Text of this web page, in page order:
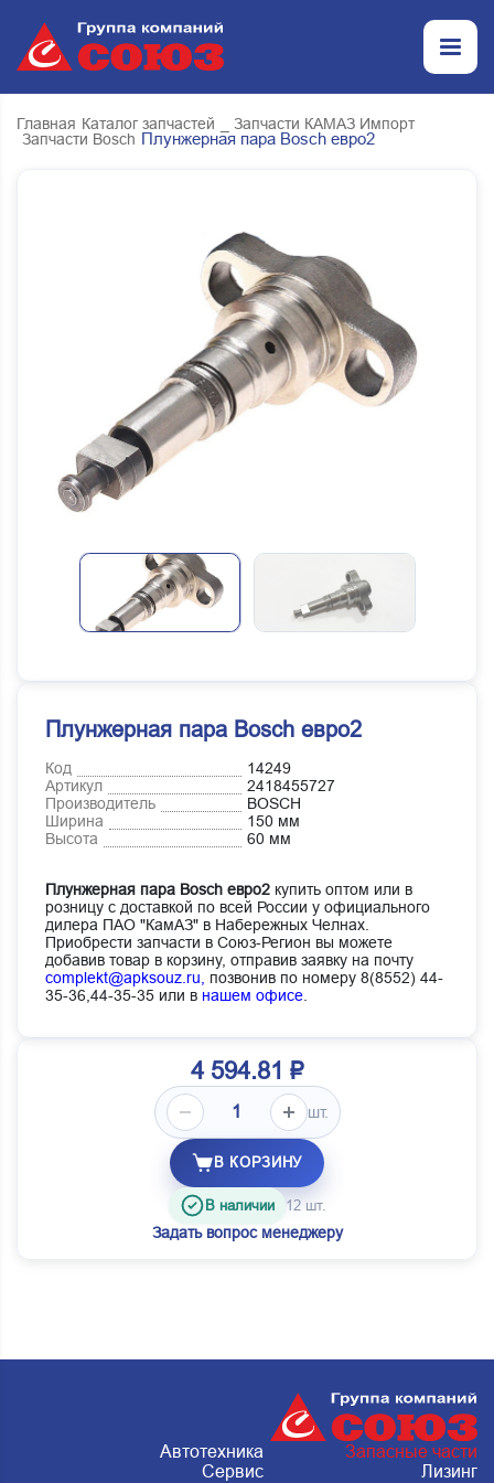
Главная Каталог запчастей
_ Запчасти КАМАЗ Импорт
Запчасти Bosch Плунжерная пара Bosch евро2
Плунжерная пара Bosch евро2
Код
14249
Артикул
2418455727
Производитель
BOSCH
Ширина
150 мм
Высота
60 мм
Плунжерная пара Bosch евро2 купить оптом или в
розницу с доставкой по всей России у официального
дилера ПАО "КамАЗ" в Набережных Челнах.
Приобрести запчасти в Союз-Регион вы можете
добавив товар в корзину, отправив заявку на почту
complekt@apksouz.ru, позвонив по номеру 8(8552) 44-
35-36,44-35-35 или в нашем офисе.
4 594.81 ₽
шт.
В КОРЗИНУ
В наличии 12 шт.
Задать вопрос менеджеру
Автотехника
Запасные части
Сервис
Лизинг